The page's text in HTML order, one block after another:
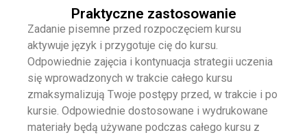
Praktyczne zastosowanie
Zadanie pisemne przed rozpoczęciem kursu
aktywuje język i przygotuje cię do kursu.
Odpowiednie zajęcia i kontynuacja strategii uczenia
się wprowadzonych w trakcie całego kursu
zmaksymalizują Twoje postępy przed, w trakcie i po
kursie. Odpowiednie dostosowane i wydrukowane
materiały będą używane podczas całego kursu z